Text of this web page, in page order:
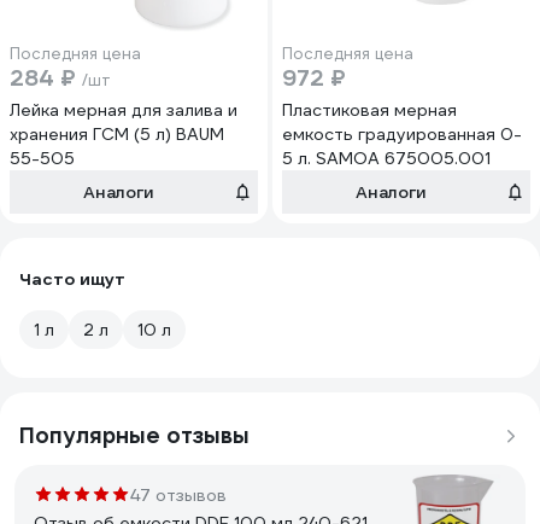
Последняя цена
284 ₽ /шт
Лейка мерная для залива и
хранения ГСМ (5 л) BAUM
55-505
Аналоги
Последняя цена
972 ₽
Пластиковая мерная
емкость градуированная 0-
5 л. SAMOA 675005.001
Аналоги
Часто ищут
1 л 2 л 10 л
Популярные отзывы
47 отзывов